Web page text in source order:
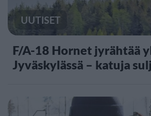
UUTISET
F/A-18 Hornet jyrähtää
Jyväskylässä – katuja